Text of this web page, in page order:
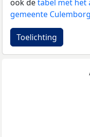
ook detabel met het
gemeente Culemborg
Toelichting